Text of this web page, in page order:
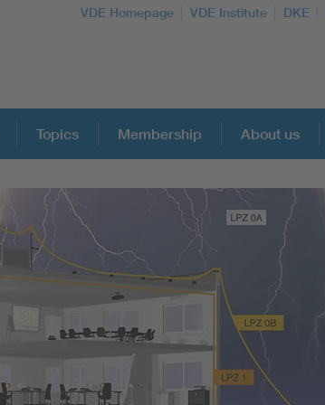
VDE Homepage VDE Institute DKE
More Topics
Artificial Intelligence
Topics Membership About us